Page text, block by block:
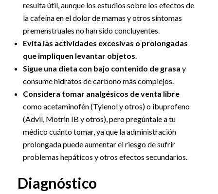
resulta útil, aunque los estudios sobre los efectos de
la cafeína en el dolor de mamas y otros síntomas
premenstruales no han sido concluyentes.
Evita las actividades excesivas o prolongadas
que impliquen levantar objetos.
Sigue una dieta con bajo contenido de grasa y
consume hidratos de carbono más complejos.
Considera tomar analgésicos de venta libre
como acetaminofén (Tylenol y otros) o ibuprofeno
(Advil, Motrin IB y otros), pero pregúntale a tu
médico cuánto tomar, ya que la administración
prolongada puede aumentar el riesgo de sufrir
problemas hepáticos y otros efectos secundarios.
Diagnóstico